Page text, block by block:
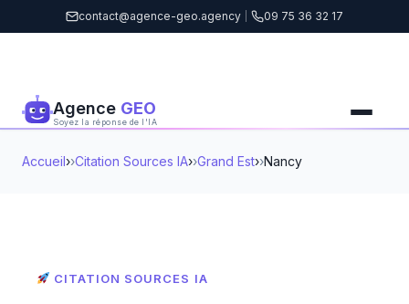
contact@agence-geo.agency 09 75 36 32 17
Agence GEO
Soyez la réponse de l'IA
Accueil› Citation Sources IA› Grand Est› Nancy
CITATION SOURCES IA